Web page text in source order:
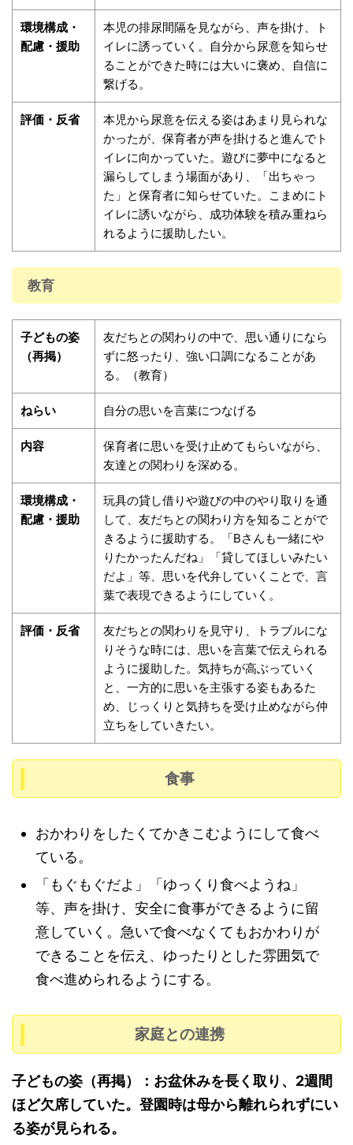
環境構成・
配慮・援助
本児の排尿間隔を見ながら、声を掛け、ト
イレに誘っていく。自分から尿意を知らせ
ることができた時には大いに褒め、自信に
繋げる。
評価・反省
本児から尿意を伝える姿はあまり見られな
かったが、保育者が声を掛けると進んでト
イレに向かっていた。遊びに夢中になると
漏らしてしまう場面があり、「出ちゃっ
た」と保育者に知らせていた。こまめにト
イレに誘いながら、成功体験を積み重ねら
れるように援助したい。
教育
子どもの姿
（再掲）
友だちとの関わりの中で、思い通りになら
ずに怒ったり、強い口調になることがあ
る。（教育）
ねらい 自分の思いを言葉につなげる
内容
保育者に思いを受け止めてもらいながら、
友達との関わりを深める。
環境構成・
配慮・援助
玩具の貸し借りや遊びの中のやり取りを通
して、友だちとの関わり方を知ることがで
きるように援助する。「Bさんも一緒にや
りたかったんだね」「貸してほしいみたい
だよ」等、思いを代弁していくことで、言
葉で表現できるようにしていく。
評価・反省
友だちとの関わりを見守り、トラブルにな
りそうな時には、思いを言葉で伝えられる
ように援助した。気持ちが高ぶっていく
と、一方的に思いを主張する姿もあるた
め、じっくりと気持ちを受け止めながら仲
立ちをしていきたい。
食事
おかわりをしたくてかきこむようにして食べ
ている。
「もぐもぐだよ」「ゆっくり食べようね」
等、声を掛け、安全に食事ができるように留
意していく。急いで食べなくてもおかわりが
できることを伝え、ゆったりとした雰囲気で
食べ進められるようにする。
家庭との連携
子どもの姿（再掲）：お盆休みを長く取り、2週間
ほど欠席していた。登園時は母から離れられずにい
る姿が見られる。